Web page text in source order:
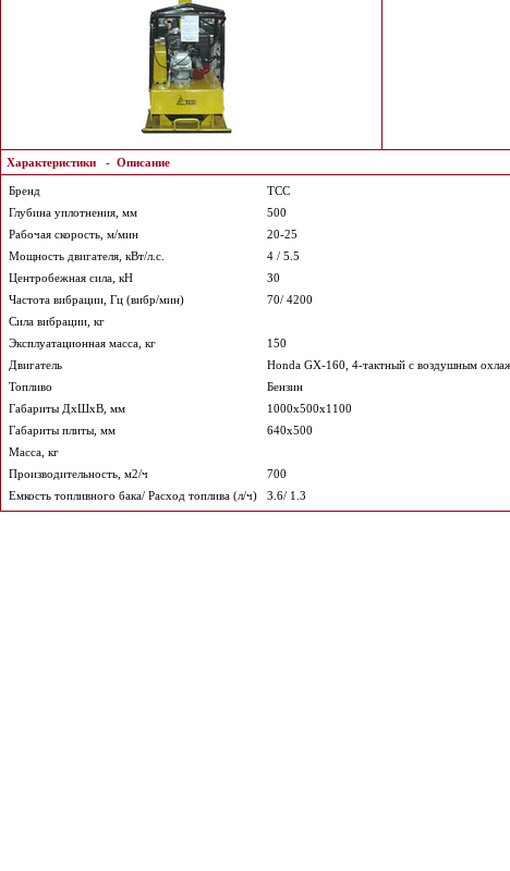
Характеристики- Описание
Бренд
ТСС
Глубина уплотнения, мм
500
Рабочая скорость, м/мин
20-25
Мощность двигателя, кВт/л.с.
4 / 5.5
Центробежная сила, кН
30
Частота вибрации, Гц (вибр/мин)
70/ 4200
Сила вибрации, кг
Эксплуатационная масса, кг
150
Двигатель
Honda GX-160, 4-тактный с воздушным
Топливо
Бензин
Габариты ДхШхВ, мм
1000х500х1100
Габариты плиты, мм
640х500
Масса, кг
Производительность, м2/ч
700
Емкость топливного бака/ Расход топлива (л/ч)
3.6/ 1.3